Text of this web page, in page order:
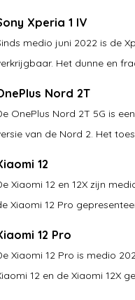
Xperia 1 IV
medio juni 2022 is de
Het dunne en
Nord 2T
OnePlus Nord 2T 5G is
van de Nord 2. Het
12
Xiaomi 12 en 12X zijn
Xiaomi 12 Pro
12 Pro
Xiaomi 12 Pro is medio
12 en de Xiaomi 12X